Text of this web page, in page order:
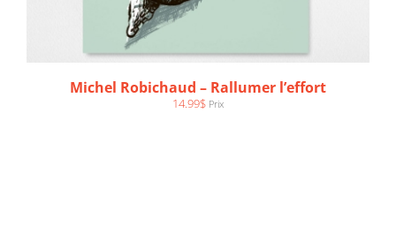
Michel Robichaud – Rallumer l’effort
14.99$ Prix